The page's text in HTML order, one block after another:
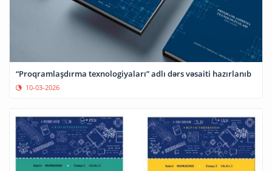
“Proqramlaşdırma texnologiyaları” adlı dərs vəsaiti hazırlanıb
10-03-2026